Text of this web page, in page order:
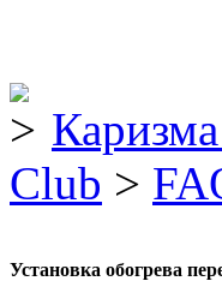
Club >
Установка обогрева